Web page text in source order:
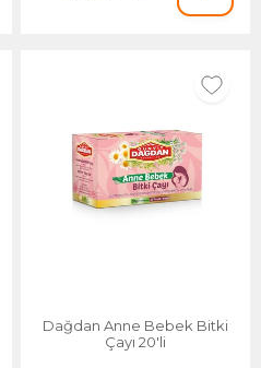
Dağdan Anne Bebek Bitki
Çayı 20'li